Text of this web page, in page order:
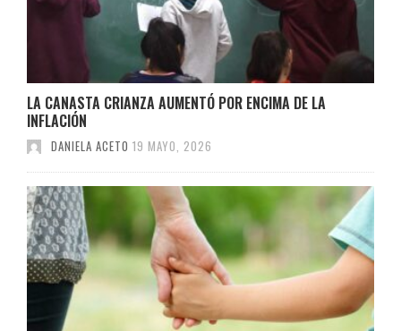
LA CANASTA CRIANZA AUMENTÓ POR ENCIMA DE LA
INFLACIÓN
DANIELA ACETO 19 MAYO, 2026